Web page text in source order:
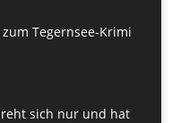
Tegernsee-Krimi
sich nur und hat